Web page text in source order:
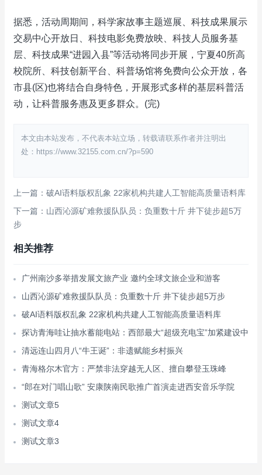
据悉，活动周期间，科学家故事主题巡展、科技成果展示
交易中心开放日、科技电影免费放映、科技人员服务基
层、科技成果“进园入县”等活动将同步开展，宁夏40所高
校院所、科技创新平台、科普场馆将免费向公众开放，各
市县(区)也将结合自身特色，开展形式多样的基层科普活
动，让科普服务惠及更多群众。(完)
本文由本站发布，不代表本站立场，转载请联系作者并注明出
处：https://www.32155.com.cn/?p=590
上一篇：破AI语料版权乱象 22家机构共建人工智能高质量语料库
下一篇：山西沁源矿难救援队队员：负重数十斤 井下徒步超5万
步
相关推荐
广州南沙多举措发展文旅产业 邀约全球文旅企业和游客
山西沁源矿难救援队队员：负重数十斤 井下徒步超5万步
破AI语料版权乱象 22家机构共建人工智能高质量语料库
探访青海哇让抽水蓄能电站：西部最大“超级充电宝”加紧建设中
清远连山四月八“牛王诞”：非遗赋能乡村振兴
青海格尔木官方：严禁非法穿越无人区、擅自攀登玉珠峰
“郎在对门唱山歌” 安康陕南民歌推广首演走进西安音乐学院
测试文章5
测试文章4
测试文章3